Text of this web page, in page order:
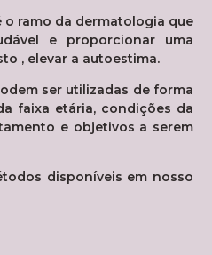
ramo da dermatologia que
e proporcionar uma
, elevar a autoestima.
ser utilizadas de forma
faixa etária, condições da
e objetivos a serem
disponíveis em nosso